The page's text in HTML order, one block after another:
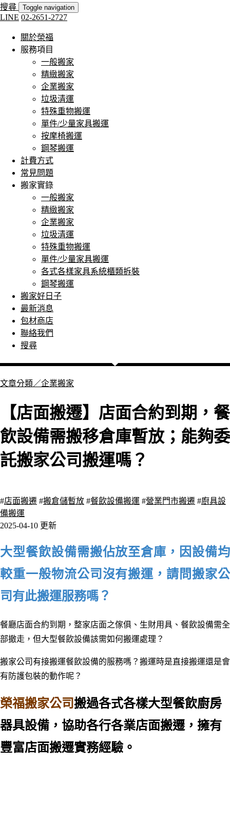
搜尋 Toggle navigation
LINE 02-2651-2727
關於榮福
服務項目
一般搬家
精緻搬家
企業搬家
垃圾清運
特殊重物搬運
單件/少量家具搬運
按摩椅搬運
鋼琴搬運
計費方式
常見問題
搬家實錄
一般搬家
精緻搬家
企業搬家
垃圾清運
特殊重物搬運
單件/少量家具搬運
各式各樣家具系統櫃類拆裝
鋼琴搬運
搬家好日子
最新消息
包材商店
聯絡我們
搜尋
文章分類／企業搬家
【店面搬遷】店面合約到期，餐
飲設備需搬移倉庫暫放；能夠委
託搬家公司搬運嗎？
#店面搬遷 #搬倉儲暫放 #餐飲設備搬運 #營業門市搬遷 #廚具設
備搬運
2025-04-10 更新
大型餐飲設備需搬佔放至倉庫，因設備均
較重一般物流公司沒有搬運，請問搬家公
司有此搬運服務嗎？
餐廳店面合約到期，整家店面之傢俱、生財用具、餐飲設備需全
部撤走，但大型餐飲設備該需如何搬運處理？
搬家公司有接搬運餐飲設備的服務嗎？搬運時是直接搬運還是會
有防護包裝的動作呢？
榮福搬家公司搬過各式各樣大型餐飲廚房
器具設備，協助各行各業店面搬遷，擁有
豐富店面搬遷實務經驗。